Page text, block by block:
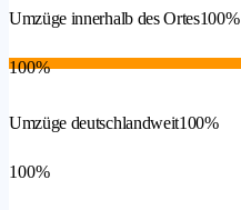
Umzüge innerhalb des Ortes100%
100%
Umzüge deutschlandweit100%
100%